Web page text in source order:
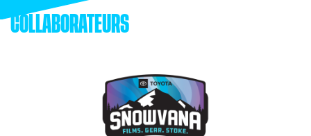
COLLABORATEURS